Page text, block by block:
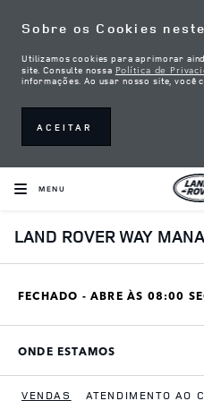
Sobre os Cookies
Utilizamos cookies para aprimorar
site. Consulte nossa Política de
informações. Ao usar nosso site, você
ACEITAR
MENU
LAND ROVER WAY
FECHADO - ABRE ÀS 08:00
ONDE ESTAMOS
LINK OPENS IN NEW TAB
VENDAS ATENDIMENTO AO